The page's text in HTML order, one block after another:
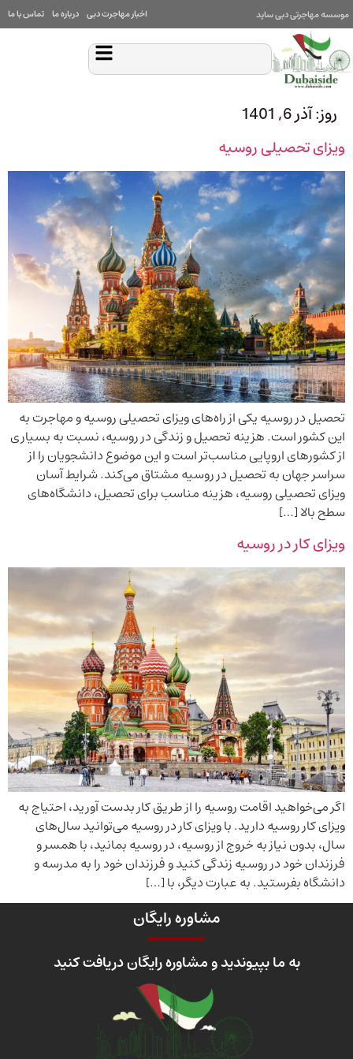
موسسه مهاجرتی دبی ساید اخبار مهاجرت دبی درباره ما تماس با ما
روز:آذر 6, 1401
ویزای تحصیلی روسیه
تحصیل در روسیه یکی از راه‌های ویزای تحصیلی روسیه و مهاجرت به
این کشور است. هزینه تحصیل و زندگی در روسیه، نسبت به بسیاری
از کشورهای اروپایی مناسب‌تر است و این موضوع دانشجویان را از
سراسر جهان به تحصیل در روسیه مشتاق می‌کند. شرایط آسان
ویزای تحصیلی روسیه، هزینه مناسب برای تحصیل، دانشگاه‌های
سطح بالا […]
ویزای کار در روسیه
اگر می‌خواهید اقامت روسیه را از طریق کار بدست آورید، احتیاج به
ویزای کار روسیه دارید. با ویزای کار در روسیه می‌توانید سال‌های
سال، بدون نیاز به خروج از روسیه، در روسیه بمانید، با همسر و
فرزندان خود در روسیه زندگی کنید و فرزندان خود را به مدرسه و
دانشگاه بفرستید. به عبارت دیگر، با […]
مشاوره رایگان
به ما بپیوندید و مشاوره رایگان دریافت کنید